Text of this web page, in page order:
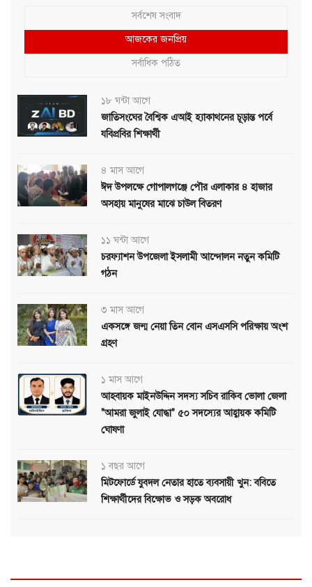
সর্বশেষ সংবাদ
আজকের জনপ্রিয়
সর্বাধিক পঠিত
১৮ ঘন্টা আগে
জাতিসংঘের বৈশ্বিক এআই হ্যাকাথনের চূড়ান্ত পর্বে
যবিপ্রবির শিক্ষার্থী
৪ মাস আগে
ঈদ উপলক্ষে গোপালগঞ্জে পৌর এলাকার ৪ হাজার
অসহায় মানুষের মাঝে চাউল বিতরণ
১১ ঘন্টা আগে
চরফ্যাশন উপজেলা ইসলামী আন্দোলন নতুন কমিটি
গঠন
৩ মাস আগে
একসঙ্গে জন্ম নেয়া তিন বোন এসএসসি পরিক্ষায় অংশ
গ্রহণ
১ মাস আগে
আহবায়ক মাইনউদ্দিন সদস্য সচিব রাকিব ভোলা জেলা
"আমরা জুলাই যোদ্ধা" ৫০ সদস্যের আহ্বায়ক কমিটি
ঘোষণা
১ বছর আগে
মিটফোর্ডে যুবদল নেতার হাতে ব্যবসায়ী খুন: ববিতে
শিক্ষার্থীদের বিক্ষোভ ও সড়ক অবরোধ